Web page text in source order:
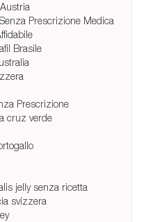
Prescrizione Medica
Brasile
Prescrizione
cruz verde
jelly senza ricetta
svizzera